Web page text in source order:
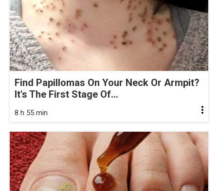
Find Papillomas On Your Neck Or Armpit?
It's The First Stage Of...
8 h 55 min